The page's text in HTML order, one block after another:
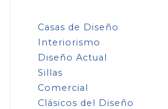
Casas de Diseño
Interiorismo
Diseño Actual
Sillas
Comercial
Clásicos del Diseño